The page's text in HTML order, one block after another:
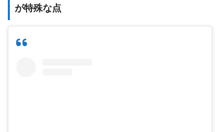
が特殊な点